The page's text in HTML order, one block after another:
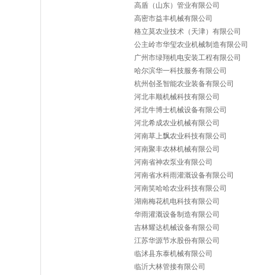
高盾（山东）管业有限公司
高密市益丰机械有限公司
格立莫农业技术（天津）有限公司
公主岭市华玺农业机械制造有限公司
广州市绿翔机电安装工程有限公司
哈尔滨华一科技服务有限公司
杭州创圣智能农业装备有限公司
河北丰顺机械科技有限公司
河北牛博士机械设备有限公司
河北希成农业机械有限公司
河南草上飘农业科技有限公司
河南聚丰农林机械有限公司
河南省神农泵业有限公司
河南省水科雨灌溉设备有限公司
河南笑哈哈农业科技有限公司
湖南梅花机电科技有限公司
华雨灌溉设备制造有限公司
吉林耀达机械设备有限公司
江苏华源节水股份有限公司
临沭县东泰机械有限公司
临沂大林管接有限公司